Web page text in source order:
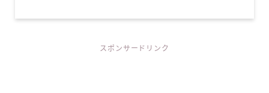
スポンサードリンク